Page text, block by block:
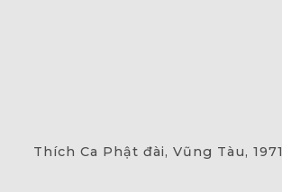
Thích Ca Phật đài, Vũng Tàu, 1971